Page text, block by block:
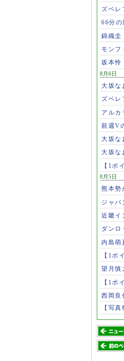
ズベレ
66分の
錦織圭
モンフ
坂本怜
8月6日
大坂な
ズベレ
アルカ
前週V
大坂な
大坂な
【1ポ
8月5日
熊本勢
ジャパ
近畿イ
ダンロ
内島萌
【1ポ
望月慎
【1ポ
西岡良
【写